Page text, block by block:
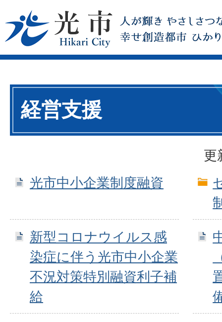
経営支援
更
光市中小企業制度融資
新型コロナウイルス感
染症に伴う光市中小企業
不況対策特別融資利子補
給